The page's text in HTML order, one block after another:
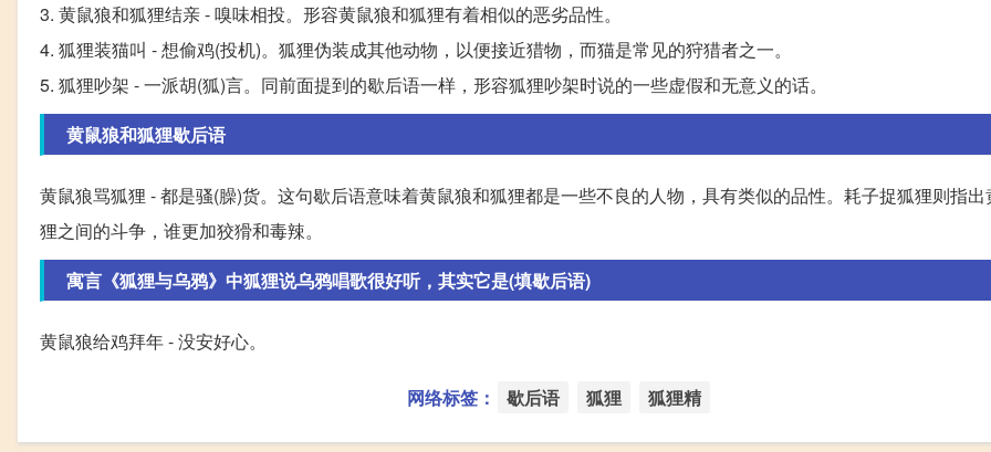
3. 黄鼠狼和狐狸结亲 - 嗅味相投。形容黄鼠狼和狐狸有着相似的恶劣品性。
4. 狐狸装猫叫 - 想偷鸡(投机)。狐狸伪装成其他动物，以便接近猎物，而猫是常见的狩猎者之一。
5. 狐狸吵架 - 一派胡(狐)言。同前面提到的歇后语一样，形容狐狸吵架时说的一些虚假和无意义的话。
黄鼠狼和狐狸歇后语
黄鼠狼骂狐狸 - 都是骚(臊)货。这句歇后语意味着黄鼠狼和狐狸都是一些不良的人物，具有类似的品性。耗子捉狐狸则指
狸之间的斗争，谁更加狡猾和毒辣。
寓言《狐狸与乌鸦》中狐狸说乌鸦唱歌很好听，其实它是(填歇后语)
黄鼠狼给鸡拜年 - 没安好心。
网络标签： 歇后语 狐狸 狐狸精